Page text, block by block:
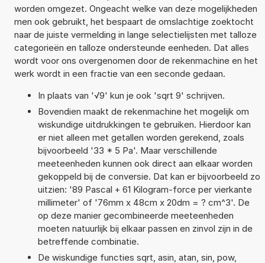
worden omgezet. Ongeacht welke van deze mogelijkheden
men ook gebruikt, het bespaart de omslachtige zoektocht
naar de juiste vermelding in lange selectielijsten met talloze
categorieën en talloze ondersteunde eenheden. Dat alles
wordt voor ons overgenomen door de rekenmachine en het
werk wordt in een fractie van een seconde gedaan.
In plaats van '√9' kun je ook 'sqrt 9' schrijven.
Bovendien maakt de rekenmachine het mogelijk om
wiskundige uitdrukkingen te gebruiken. Hierdoor kan
er niet alleen met getallen worden gerekend, zoals
bijvoorbeeld '33 * 5 Pa'. Maar verschillende
meeteenheden kunnen ook direct aan elkaar worden
gekoppeld bij de conversie. Dat kan er bijvoorbeeld zo
uitzien: '89 Pascal + 61 Kilogram-force per vierkante
millimeter' of '76mm x 48cm x 20dm = ? cm^3'. De
op deze manier gecombineerde meeteenheden
moeten natuurlijk bij elkaar passen en zinvol zijn in de
betreffende combinatie.
De wiskundige functies sqrt, asin, atan, sin, pow,